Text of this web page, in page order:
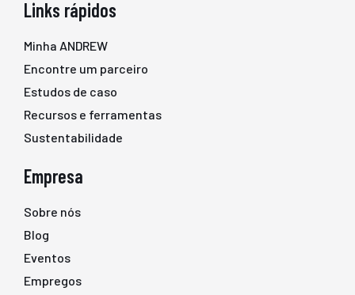
Links rápidos
Minha ANDREW
Encontre um parceiro
Estudos de caso
Recursos e ferramentas
Sustentabilidade
Empresa
Sobre nós
Blog
Eventos
Empregos